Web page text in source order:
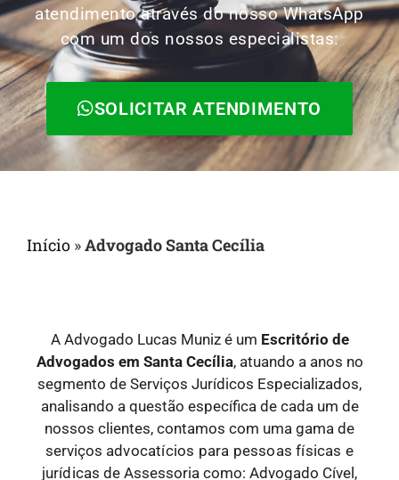
atendimento através do nosso WhatsApp
com um dos nossos especialistas:
SOLICITAR ATENDIMENTO
Início »Advogado Santa Cecília
A Advogado Lucas Muniz é um Escritório de
Advogados em Santa Cecília, atuando a anos no
segmento de Serviços Jurídicos Especializados,
analisando a questão específica de cada um de
nossos clientes, contamos com uma gama de
serviços advocatícios para pessoas físicas e
jurídicas de Assessoria como: Advogado Cível,